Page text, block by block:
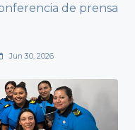
de prensa
Jun 30, 2026